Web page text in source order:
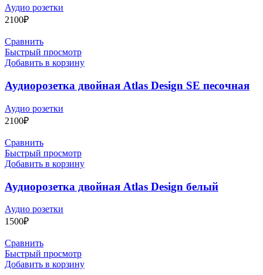
Аудио розетки
2100₽
Сравнить
Быстрый просмотр
Добавить в корзину
Аудиорозетка двойная Atlas Design SE песочная
Аудио розетки
2100₽
Сравнить
Быстрый просмотр
Добавить в корзину
Аудиорозетка двойная Atlas Design белый
Аудио розетки
1500₽
Сравнить
Быстрый просмотр
Добавить в корзину